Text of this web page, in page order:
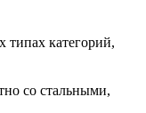
типах категорий,
со стальными,